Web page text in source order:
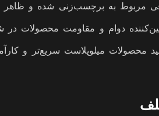
مربوط به برچسب‌زنی شده و ظاهر
دوام و مقاومت محصولات
محصولات میلوپلاست سریع‌تر و